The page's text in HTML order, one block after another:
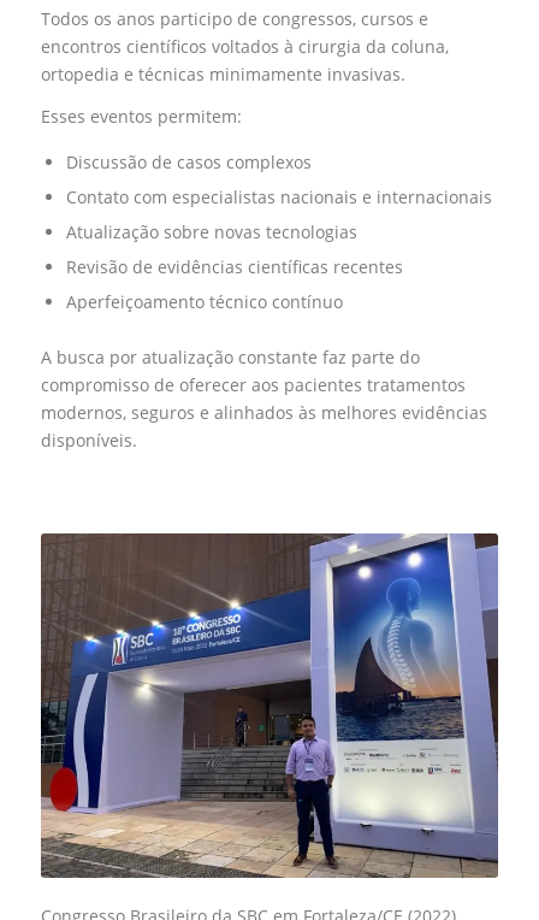
Todos os anos participo de congressos, cursos e
encontros científicos voltados à cirurgia da coluna,
ortopedia e técnicas minimamente invasivas.
Esses eventos permitem:
Discussão de casos complexos
Contato com especialistas nacionais e internacionais
Atualização sobre novas tecnologias
Revisão de evidências científicas recentes
Aperfeiçoamento técnico contínuo
A busca por atualização constante faz parte do
compromisso de oferecer aos pacientes tratamentos
modernos, seguros e alinhados às melhores evidências
disponíveis.